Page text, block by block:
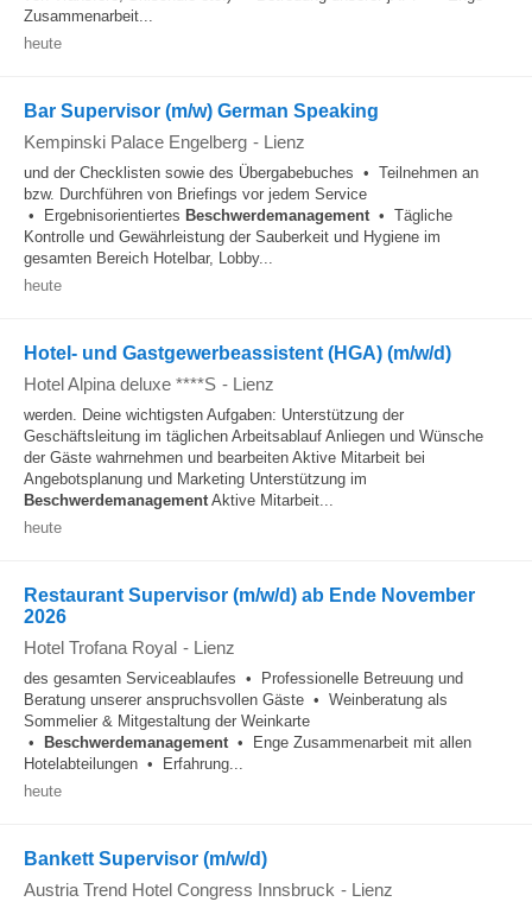
Zusammenarbeit...
heute
Bar Supervisor (m/w) German Speaking
Kempinski Palace Engelberg - Lienz
und der Checklisten sowie des Übergabebuches • Teilnehmen an
bzw. Durchführen von Briefings vor jedem Service
• Ergebnisorientiertes Beschwerdemanagement• Tägliche
Kontrolle und Gewährleistung der Sauberkeit und Hygiene im
gesamten Bereich Hotelbar, Lobby...
heute
Hotel- und Gastgewerbeassistent (HGA) (m/w/d)
Hotel Alpina deluxe ****S - Lienz
werden. Deine wichtigsten Aufgaben: Unterstützung der
Geschäftsleitung im täglichen Arbeitsablauf Anliegen und Wünsche
der Gäste wahrnehmen und bearbeiten Aktive Mitarbeit bei
Angebotsplanung und Marketing Unterstützung im
BeschwerdemanagementAktive Mitarbeit...
heute
Restaurant Supervisor (m/w/d) ab Ende November
2026
Hotel Trofana Royal - Lienz
des gesamten Serviceablaufes • Professionelle Betreuung und
Beratung unserer anspruchsvollen Gäste • Weinberatung als
Sommelier & Mitgestaltung der Weinkarte
•
Beschwerdemanagement• Enge Zusammenarbeit mit allen
Hotelabteilungen • Erfahrung...
heute
Bankett Supervisor (m/w/d)
Austria Trend Hotel Congress Innsbruck - Lienz